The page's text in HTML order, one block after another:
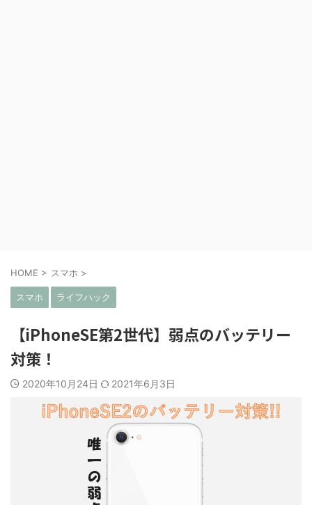
HOME > スマホ >
スマホ ライフハック
【iPhoneSE第2世代】弱点のバッテリー
対策！
2020年10月24日 2021年6月3日